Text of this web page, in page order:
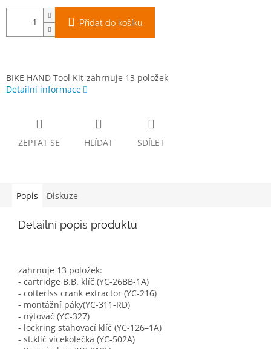
Přidat do košíku
BIKE HAND Tool Kit-zahrnuje 13 položek
Detailní informace
ZEPTAT SE HLÍDAT SDÍLET
Popis Diskuze
Detailní popis produktu
zahrnuje 13 položek:
- cartridge B.B. klíč (YC-26BB-1A)
- cotterlss crank extractor (YC-216)
- montážní páky(YC-311-RD)
- nýtovač (YC-327)
- lockring stahovací klíč (YC-126–1A)
- st.klíč vícekolečka (YC-502A)